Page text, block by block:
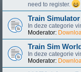
need to register.
Train
In deze categorie
Moderator:
Train Sim World
In deze categorie
Moderator: